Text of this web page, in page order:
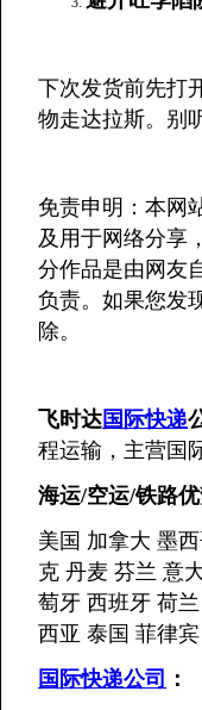
下次发货前先打
物走达拉斯。别
免责申明：本网
及用于网络分享
分作品是由网友
负责。如果您发
除。
飞时达国际快递
程运输，主营国
海运/空运/铁路优
美国 加拿大 墨
克 丹麦 芬兰 意
萄牙 西班牙 荷
西亚 泰国 菲律
国际快递公司 ：